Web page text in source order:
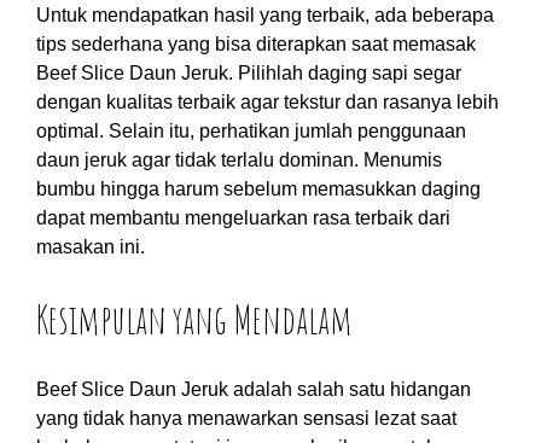
Untuk mendapatkan hasil yang terbaik, ada beberapa
tips sederhana yang bisa diterapkan saat memasak
Beef Slice Daun Jeruk. Pilihlah daging sapi segar
dengan kualitas terbaik agar tekstur dan rasanya lebih
optimal. Selain itu, perhatikan jumlah penggunaan
daun jeruk agar tidak terlalu dominan. Menumis
bumbu hingga harum sebelum memasukkan daging
dapat membantu mengeluarkan rasa terbaik dari
masakan ini.
Kesimpulan yang Mendalam
Beef Slice Daun Jeruk adalah salah satu hidangan
yang tidak hanya menawarkan sensasi lezat saat